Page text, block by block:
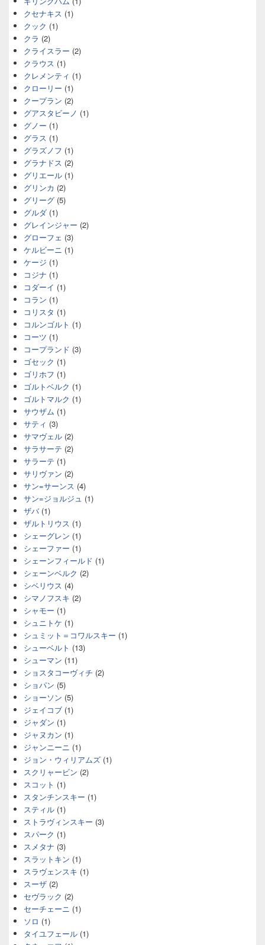
クセナキス (1)
クック (1)
クラ (2)
クライスラー (2)
クラウス (1)
クレメンティ (1)
クローリー (1)
クープラン (2)
グアスタビーノ (1)
グノー (1)
グラス (1)
グラズノフ (1)
グラナドス (2)
グリエール (1)
グリンカ (2)
グリーグ (5)
グルダ (1)
グレインジャー (2)
グローフェ (3)
ケルビーニ (1)
ケージ (1)
コジナ (1)
コダーイ (1)
コラン (1)
コリスタ (1)
コルンゴルト (1)
コーツ (1)
コープランド (3)
ゴセック (1)
ゴリホフ (1)
ゴルトベルク (1)
ゴルトマルク (1)
サウザム (1)
サティ (3)
サマヴェル (2)
サラサーテ (2)
サラーテ (1)
サリヴァン (2)
サン=サーンス (4)
サン=ジョルジュ (1)
ザバ(1)
ザルトリウス (1)
シェーグレン (1)
シェーファー (1)
シェーンフィールド (1)
シェーンベルク (2)
シベリウス (4)
シマノフスキ (2)
シャモー (1)
シュニトケ (1)
シュミット＝コワルスキー (1)
シューベルト (13)
シューマン (11)
ショスタコーヴィチ (2)
ショパン (5)
ショーソン (5)
ジェイコブ (1)
ジャダン (1)
ジャヌカン (1)
ジャンニーニ (1)
ジョン・ウィリアムズ (1)
スクリャービン (2)
スコット (1)
スタンチンスキー (1)
スティル (1)
ストラヴィンスキー (3)
スパーク (1)
スメタナ (3)
スラットキン (1)
スラヴェンスキ (1)
スーザ (2)
セヴラック (2)
セーチェーニ (1)
ソロ (1)
タイユフェール (1)